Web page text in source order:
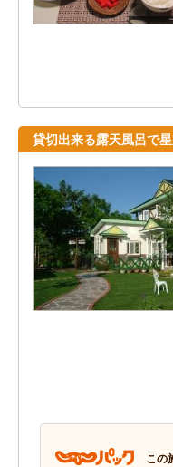
貸切出来る露天風呂で
この